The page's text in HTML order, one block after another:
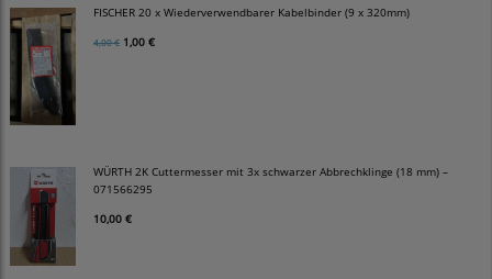
FISCHER 20 x Wiederverwendbarer Kabelbinder (9 x 320mm)
4,00 € 1,00 €
WÜRTH 2K Cuttermesser mit 3x schwarzer Abbrechklinge (18 mm) –
071566295
10,00 €